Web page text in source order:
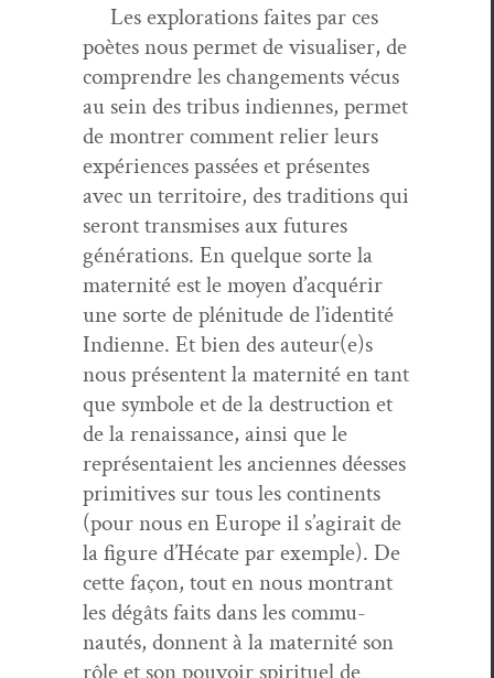
Les explo­rations faites par ces
poètes nous per­met de visu­alis­er, de
com­pren­dre les change­ments vécus
au sein des tribus indi­ennes, per­met
de mon­tr­er com­ment reli­er leurs
expéri­ences passées et présentes
avec un ter­ri­toire, des tra­di­tions qui
seront trans­mis­es aux futures
généra­tions. En quelque sorte la
mater­nité est le moyen d’acquérir
une sorte de pléni­tude de l’identité
Indi­enne. Et bien des auteur(e)s
nous présen­tent la mater­nité en tant
que sym­bole et de la destruc­tion et
de la renais­sance, ain­si que le
représen­taient les anci­ennes déess­es
prim­i­tives sur tous les con­ti­nents
(pour nous en Europe il s’agirait de
la fig­ure d’Hécate par exem­ple). De
cette façon, tout en nous mon­trant
les dégâts faits dans les com­mu­
nautés, don­nent à la mater­nité son
rôle et son pou­voir spir­ituel de